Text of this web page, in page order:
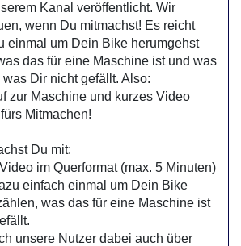
Kanal veröffentlicht. Wir
wenn Du mitmachst! Es reicht
einmal um Dein Bike herumgehst
das für eine Maschine ist und was
Dir nicht gefällt. Also:
zur Maschine und kurzes Video
Mitmachen!
Du mit:
im Querformat (max. 5 Minuten)
einfach einmal um Dein Bike
was das für eine Maschine ist
unsere Nutzer dabei auch über